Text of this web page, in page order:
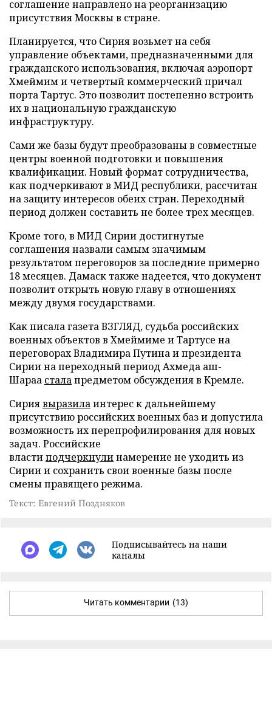
соглашение направлено на реорганизацию
присутствия Москвы в стране.
Планируется, что Сирия возьмет на себя
управление объектами, предназначенными для
гражданского использования, включая аэропорт
Хмеймим и четвертый коммерческий причал
порта Тартус. Это позволит постепенно встроить
их в национальную гражданскую
инфраструктуру.
Сами же базы будут преобразованы в совместные
центры военной подготовки и повышения
квалификации. Новый формат сотрудничества,
как подчеркивают в МИД республики, рассчитан
на защиту интересов обеих стран. Переходный
период должен составить не более трех месяцев.
Кроме того, в МИД Сирии достигнутые
соглашения назвали самым значимым
результатом переговоров за последние примерно
18 месяцев. Дамаск также надеется, что документ
позволит открыть новую главу в отношениях
между двумя государствами.
Как писала газета ВЗГЛЯД, судьба российских
военных объектов в Хмеймиме и Тартусе на
переговорах Владимира Путина и президента
Сирии на переходный период Ахмеда аш-
Шараа сталапредметом обсуждения в Кремле.
Сириявыразилаинтерес к дальнейшему
присутствию российских военных баз и допустила
возможность их перепрофилирования для новых
задач. Российские
властиподчеркнулинамерение не уходить из
Сирии и сохранить свои военные базы после
смены правящего режима.
Текст: Евгений Поздняков
Подписывайтесь на наши
каналы
Читать комментарии (13)